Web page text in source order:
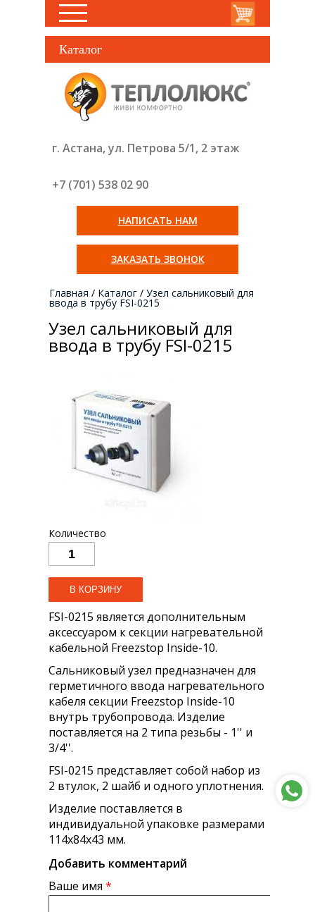
Каталог
г. Астана, ул. Петрова 5/1, 2 этаж
+7 (701) 538 02 90
НАПИСАТЬ НАМ
ЗАКАЗАТЬ ЗВОНОК
Главная / Каталог / Узел сальниковый для
ввода в трубу FSI-0215
Узел сальниковый для
ввода в трубу FSI-0215
Количество
FSI-0215 является дополнительным
аксессуаром к секции нагревательной
кабельной Freezstop Inside-10.
Сальниковый узел предназначен для
герметичного ввода нагревательного
кабеля секции Freezstop Inside-10
внутрь трубопровода. Изделие
поставляется на 2 типа резьбы - 1'' и
3/4''.
FSI-0215 представляет собой набор из
2 втулок, 2 шайб и одного уплотнения.
Изделие поставляется в
индивидуальной упаковке размерами
114х84х43 мм.
Добавить комментарий
Ваше имя *